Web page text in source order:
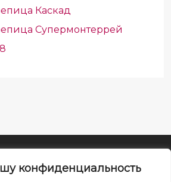
конфиденциальность
Каскад
Супермонтеррей
принадлежат правообладателю. Воспроизведение
материалов в любой форме может